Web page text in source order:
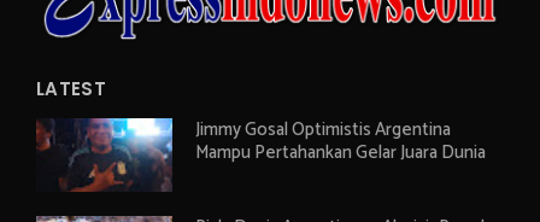
LATEST
Jimmy Gosal Optimistis Argentina
Mampu Pertahankan Gelar Juara Dunia